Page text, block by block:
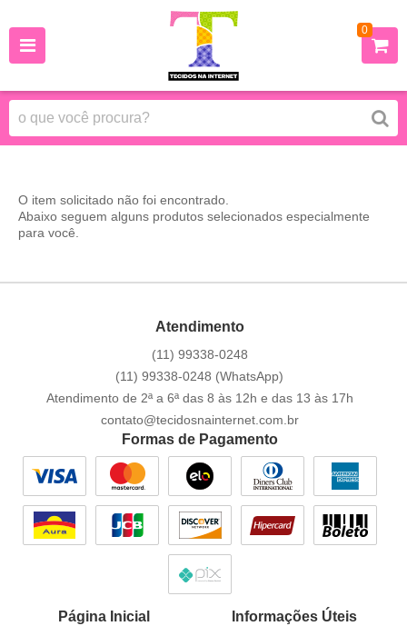
0
O item solicitado não foi encontrado.
Abaixo seguem alguns produtos selecionados especialmente
para você.
Atendimento
(11) 99338-0248
(11) 99338-0248 (WhatsApp)
Atendimento de 2ª a 6ª das 8 às 12h e das 13 às 17h
contato@tecidosnainternet.com.br
Formas de Pagamento
Página Inicial Informações Úteis